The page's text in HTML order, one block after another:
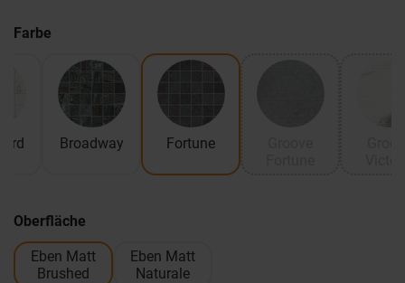
Farbe
Broadway Fortune
Oberfläche
Eben Matt
Brushed
Eben Matt
Naturale